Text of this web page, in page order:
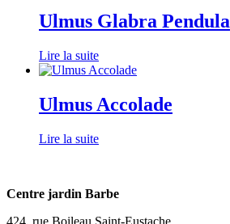
Ulmus Glabra Pendula
Lire la suite
Ulmus Accolade
Lire la suite
Centre jardin Barbe
424, rue Boileau Saint-Eustache